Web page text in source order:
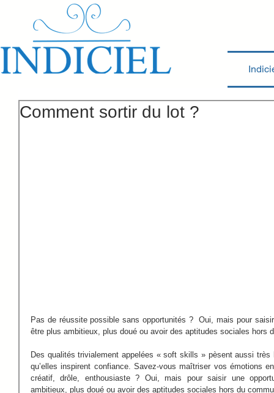
Comment sortir du lot ?
Pas de réussite possible sans opportunités ?  Oui, mais pour
être plus ambitieux, plus doué ou avoir des aptitudes sociales hors
Des qualités trivialement appelées « soft skills » pèsent aussi
qu’elles inspirent confiance. Savez-vous maîtriser vos émotions
créatif, drôle, enthousiaste ? Oui, mais pour saisir une
ambitieux, plus doué ou avoir des aptitudes sociales hors du